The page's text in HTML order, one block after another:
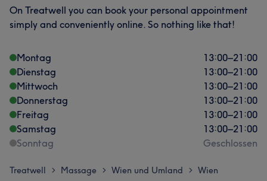
On Treatwell you can book your personal appointment
simply and conveniently online. So nothing like that!
Montag 13:00–21:00
Dienstag
13:00–21:00
Mittwoch
13:00–21:00
Donnerstag
13:00–21:00
Freitag
13:00–21:00
Samstag
13:00–21:00
Sonntag
Geschlossen
Treatwell > Massage > Wien und Umland > Wien